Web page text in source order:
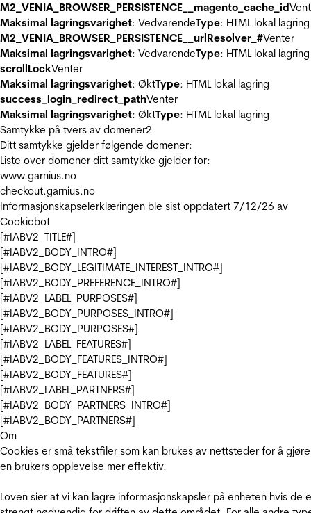
M2_VENIA_BROWSER_PERSISTENCE__magento_cache_id
Maksimal lagringsvarighet: VedvarendeType: HTML lokal lagring
M2_VENIA_BROWSER_PERSISTENCE__urlResolver_#Venter
Maksimal lagringsvarighet: VedvarendeType: HTML lokal lagring
scrollLockVenter
Maksimal lagringsvarighet: ØktType: HTML lokal lagring
success_login_redirect_pathVenter
Maksimal lagringsvarighet: ØktType: HTML lokal lagring
Samtykke på tvers av domener2
Ditt samtykke gjelder følgende domener:
Liste over domener ditt samtykke gjelder for:
www.garnius.no
checkout.garnius.no
Informasjonskapselerklæringen ble sist oppdatert 7/12/26 av
Cookiebot
[#IABV2_TITLE#]
[#IABV2_BODY_INTRO#]
[#IABV2_BODY_LEGITIMATE_INTEREST_INTRO#]
[#IABV2_BODY_PREFERENCE_INTRO#]
[#IABV2_LABEL_PURPOSES#]
[#IABV2_BODY_PURPOSES_INTRO#]
[#IABV2_BODY_PURPOSES#]
[#IABV2_LABEL_FEATURES#]
[#IABV2_BODY_FEATURES_INTRO#]
[#IABV2_BODY_FEATURES#]
[#IABV2_LABEL_PARTNERS#]
[#IABV2_BODY_PARTNERS_INTRO#]
[#IABV2_BODY_PARTNERS#]
Om
Cookies er små tekstfiler som kan brukes av nettsteder for å gjøre
en brukers opplevelse mer effektiv.
Loven sier at vi kan lagre informasjonskapsler på enheten hvis de